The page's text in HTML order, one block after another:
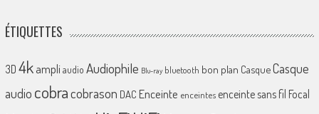
ÉTIQUETTES
3D 4k ampliaudio Audiophile Blu-ray bluetooth bon plan CasqueCasque
audio cobracobrason DAC Enceinte enceintes enceinte sans fil Focal